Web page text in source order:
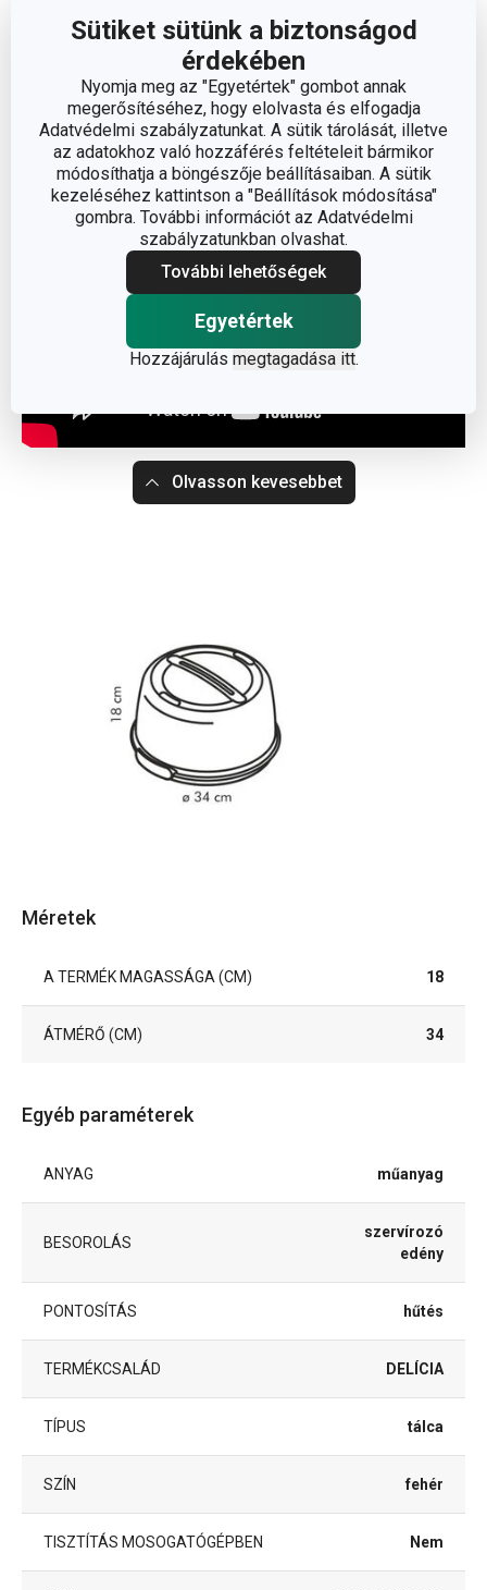
Sütiket sütünk a biztonságod
érdekében
Nyomja meg az "Egyetértek" gombot annak
megerősítéséhez, hogy elolvasta és elfogadja
Adatvédelmi szabályzatunkat. A sütik tárolását, illetve
az adatokhoz való hozzáférés feltételeit bármikor
módosíthatja a böngészője beállításaiban. A sütik
kezeléséhez kattintson a "Beállítások módosítása"
gombra. További információt az Adatvédelmi
szabályzatunkban olvashat.
További lehetőségek
Egyetértek
Hozzájárulás megtagadása itt.
Garancia: 3 év
Gyártó: TESCOMA s. r. o., U Tescomy 241, 760 01 Zlín;
info@tescoma.hu
Olvasson kevesebbet
Méretek
A TERMÉK MAGASSÁGA (CM) 18
ÁTMÉRŐ (CM) 34
Egyéb paraméterek
ANYAG műanyag
BESOROLÁS
szervírozó
edény
PONTOSÍTÁS hűtés
TERMÉKCSALÁD DELÍCIA
TÍPUS tálca
SZÍN fehér
TISZTÍTÁS MOSOGATÓGÉPBEN Nem